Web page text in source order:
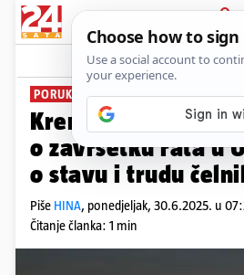
PRIJAVA
News
PORUKA
Kremlj tvrdi: Brzina
o završetku rata u
o stavu i trudu
Piše HINA, ponedjeljak, 30.6.2025. u
Čitanje članka: 1 min